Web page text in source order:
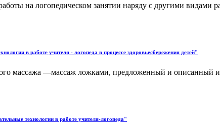
на логопедическом занятии наряду с другими видами
в работе учителя - логопеда в процессе здоровьесбережения детей"
массажа —массаж ложками, предложенный и описанный
технологии в работе учителя-логопеда"